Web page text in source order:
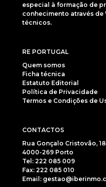
especial à formação de
conhecimento através
técnicos.
RE PORTUGAL
Quem somos
Ficha técnica
Estatuto Editorial
Política de Privacidade
Termos e Condições de
CONTACTOS
Rua Gonçalo Cristovão,
4000-269 Porto
Tel: 222 085 009
Fax: 222 085 010
Email: